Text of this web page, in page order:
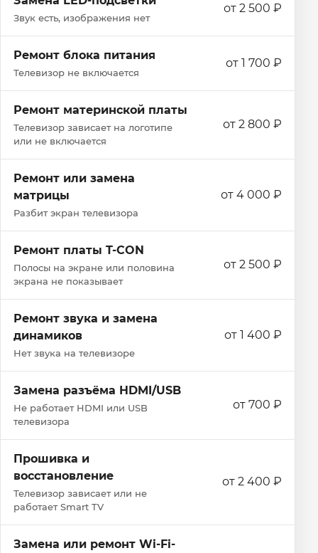
Звук есть, изображения нет
от 2 500 ₽
Ремонт блока питания
Телевизор не включается
от 1 700 ₽
Ремонт материнской платы
Телевизор зависает на логотипе
или не включается
от 2 800 ₽
Ремонт или замена
матрицы
Разбит экран телевизора
от 4 000 ₽
Ремонт платы T-CON
Полосы на экране или половина
экрана не показывает
от 2 500 ₽
Ремонт звука и замена
динамиков
Нет звука на телевизоре
от 1 400 ₽
Замена разъёма HDMI/USB
Не работает HDMI или USB
телевизора
от 700 ₽
Прошивка и
восстановление
Телевизор зависает или не
работает Smart TV
от 2 400 ₽
Замена или ремонт Wi‑Fi-